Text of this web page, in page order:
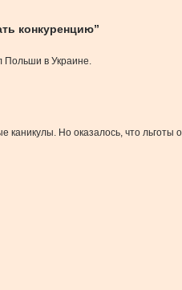
конкуренцию”
Польши в Украине.
Но оказалось, что льготы